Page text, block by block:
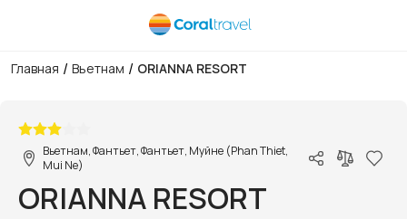
Главная / Вьетнам / ORIANNA RESORT
Вьетнам, Фантьет, Фантьет, Муйне (Phan Thiet,
Mui Ne)
ORIANNA RESORT